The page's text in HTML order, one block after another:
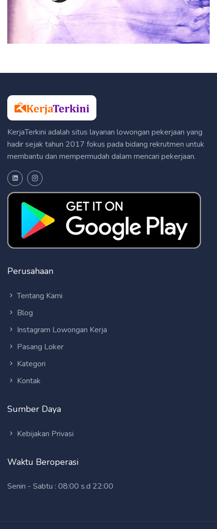
KerjaTerkini adalah situs layanan lowongan pekerjaan yang
hadir sejak tahun 2017 fokus pada bidang rekrutmen untuk
membantu dan mempermudah dalam mencari pekerjaan.
Perusahaan
Tentang Kami
Blog
Instagram Lowongan Kerja
Pasang Loker
Kategori
Kontak
Sumber Daya
Kebijakan Privasi
Waktu Beroperasi
Senin - Sabtu : 08:00 s.d 22:00